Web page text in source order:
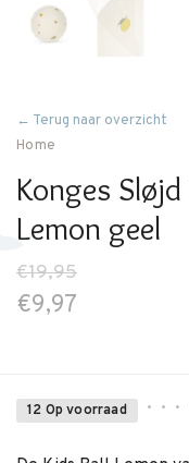
← Terug naar overzicht
Home
Konges
Lemon geel
€19,95
€9,97
12 Op voorraad • • •